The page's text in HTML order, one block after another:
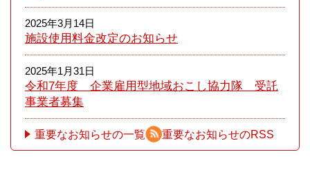
2025年3月14日
施設使用料金改定のお知らせ
2025年1月31日
令和7年度 企業雇用型地域おこし協力隊 受託
事業者募集
重要なお知らせの一覧 重要なお知らせのRSS